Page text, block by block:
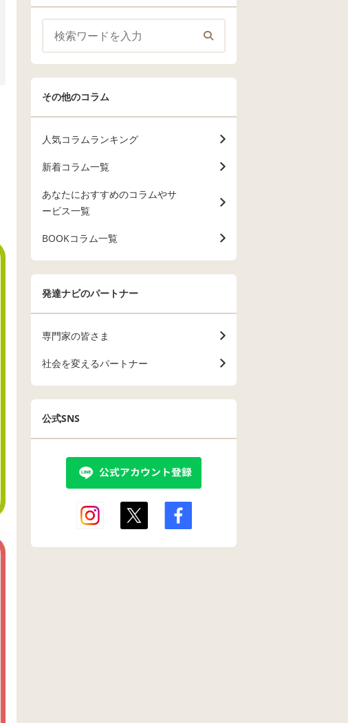
その他のコラム
人気コラムランキング
新着コラム一覧
あなたにおすすめのコラムやサ
ービス一覧
BOOKコラム一覧
発達ナビのパートナー
専門家の皆さま
社会を変えるパートナー
公式SNS